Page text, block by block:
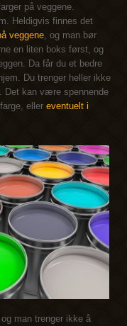
på veggene.
Heldigvis finnes det
veggene , og man bør
en liten boks først, og
Da får du et bedre
Du trenger heller ikke
Det kan være spennende
eller eventuelt i
man trenger ikke å